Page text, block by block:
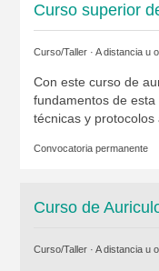
Curso superior
Curso/Taller · A distancia u
Con este curso de
fundamentos de
técnicas y protocolos
Convocatoria permanente
Curso de
Curso/Taller · A distancia u